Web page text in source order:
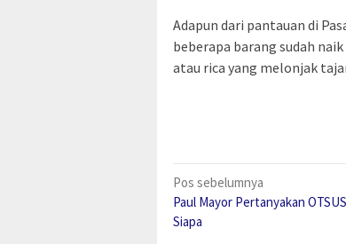
Adapun dari pantauan di
beberapa barang sudah
atau rica yang melonjak
Navigasi
pos
Pos sebelumnya
Paul Mayor Pertanyakan
Siapa